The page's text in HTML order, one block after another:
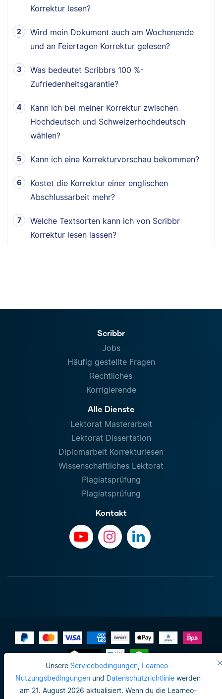
Unsere Servicebedingungen, Learneo-
Nutzungsbedingungen und Datenschutzrichtlinie werden
am 21. August 2026 aktualisiert. Wenn du die Learneo-
Korrektur lesen?
Wird mein Dokument auch am Wochenende
und an Feiertagen Korrektur gelesen?
Was bedeutet Scribbrs 100 %-
Zufriedenheitsgarantie?
Kann ich bei meiner Korrektur zwischen
Hochdeutsch und Schweizerhochdeutsch
wählen?
Kann ich eine Korrekturvorschau bekommen?
Kostet die Korrektur einer englischen
Abschlussarbeit mehr?
Welche Textsorten kann ich von Scribbr
Korrektur lesen lassen?
Scribbr
Jobs
Häufig gestellte Fragen
Rechtliches
Korrigierende
Alle Dienste
Lektorat Masterarbeit
Lektorat Dissertation
Diplomarbeit Korrekturlesen
Wissenschaftliches Lektorat
Plagiatsprüfung
Plagiatsprüfung
Kontakt
Impressum
Datenschutzrichtlinie